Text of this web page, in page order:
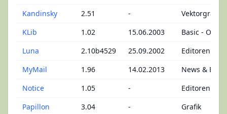
Kandinsky
2.51 -
Vektorgrafik
KLib
1.02 15.06.2003
Basic -
Luna
2.10b4529 25.09.2002
Editoren
MyMail
1.96 14.02.2013
News &
Notice
1.05 -
Editoren -
Papillon
3.04 -
Grafik